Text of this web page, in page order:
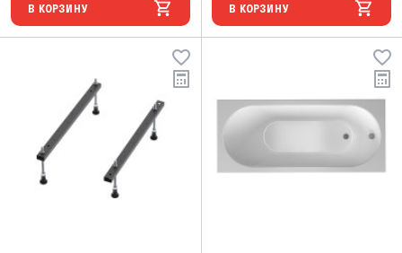
В КОРЗИНУ В КОРЗИНУ